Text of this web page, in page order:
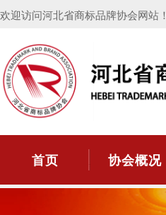
欢迎访问河北省商标品牌协会网站！
首页 协会概况